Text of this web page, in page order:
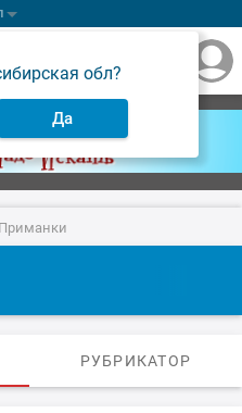
обл?
Да
Приманки
РУБРИКАТОР